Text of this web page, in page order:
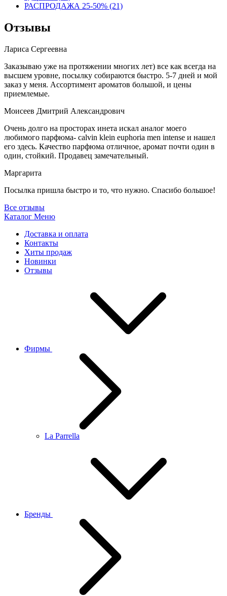
РАСПРОДАЖА 25-50% (21)
Отзывы
Лариса Сергеевна
Заказываю уже на протяжении многих лет) все как всегда на
высшем уровне, посылку собираются быстро. 5-7 дней и мой
заказ у меня. Ассортимент ароматов большой, и цены
приемлемые.
Моисеев Дмитрий Александрович
Очень долго на просторах инета искал аналог моего
любимого парфюма- calvin klein euphoria men intense и нашел
его здесь. Качество парфюма отличное, аромат почти один в
один, стойкий. Продавец замечательный.
Маргарита
Посылка пришла быстро и то, что нужно. Спасибо большое!
Все отзывы
Каталог Меню
Доставка и оплата
Контакты
Хиты продаж
Новинки
Отзывы
Фирмы
La Parrella
Бренды